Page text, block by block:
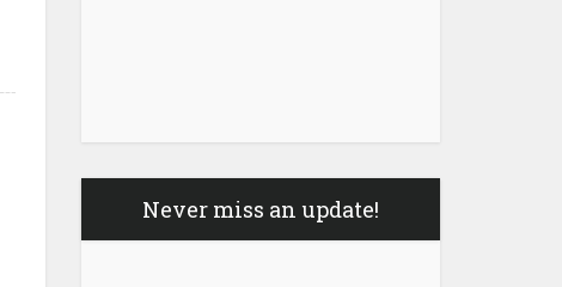
Never miss an update!